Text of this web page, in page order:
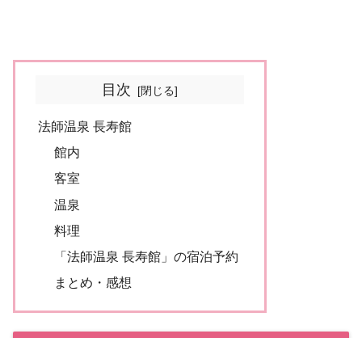
目次
法師温泉 長寿館
館内
客室
温泉
料理
「法師温泉 長寿館」の宿泊予約
まとめ・感想